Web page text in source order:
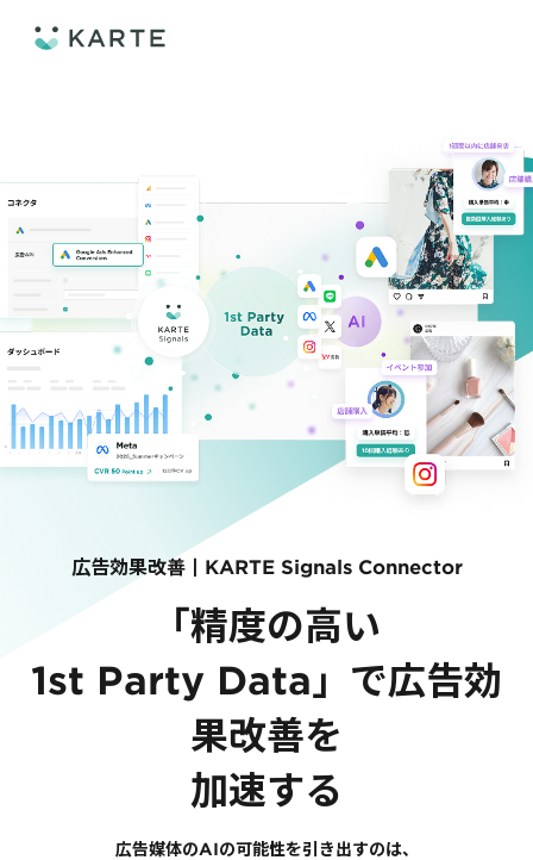
KARTE Web
顧客理解をもとに適切なWeb接客を実施し、事業成長を実現
KARTE for App
分析から施策実行までワンストップで実現し、モバイルアプリのエン
KARTE Message
メールやLINE、プッシュ通知など、顧客のシーンに合わせた1to1コ
KARTE Blocks
LPOやA/Bテストによって、誰でも直感的にサイトの改善を実現
KARTE Signals
広告の投資対効果を可視化し、1st partyデータによる広告配信最適
KARTE Datahub
社内外のデータを統合・活用できる、 アクショナブルなデータ基盤
KARTE Offers
良質な顧客体験とメディア収益を両立するコマースメディア構築・収
事例
導入企業・業界
ECサイト
金融・保険・Fintech
旅行・運輸
活用インタビュー
セミナー
セミナー
AI 時代の流入対策
AI時代の生活文脈におけるCX/UXデザイン
「ブランドの意志を宿すAI」の実装論
お役立ち資料
顧客データを活用したLINEメッセージユースケース集
【2025年版】顧客データ活用最新事例
リソース
サポート・カスタマーサクセス
認定資格制度
サポートサイト
広告効果改善 | KARTE Signals Connector
「精度の高い
1st Party Data」で広告効
果改善を
加速する
広告媒体のAIの可能性を引き出すのは、